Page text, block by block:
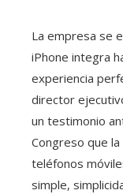
La empresa se
iPhone integra
experiencia
director
un testimonio
Congreso que
teléfonos
simple,